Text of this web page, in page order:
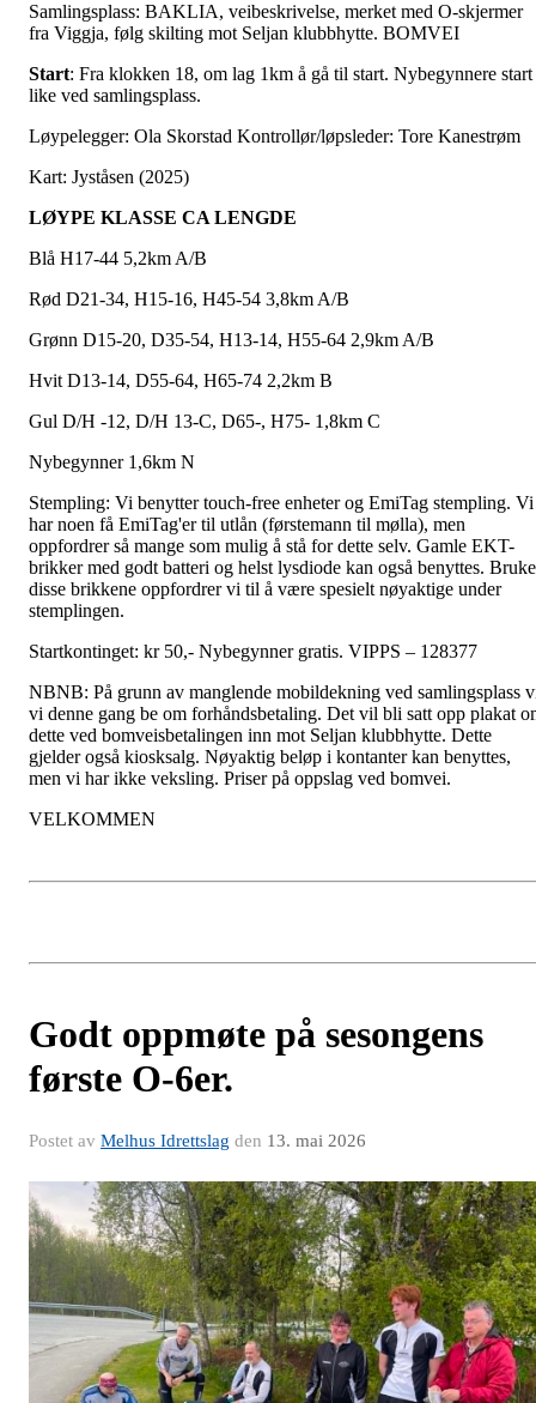
Samlingsplass: BAKLIA, veibeskrivelse, merket med O-skjermer
fra Viggja, følg skilting mot Seljan klubbhytte. BOMVEI
Start: Fra klokken 18, om lag 1km å gå til start. Nybegynnere start
like ved samlingsplass.
Løypelegger: Ola Skorstad Kontrollør/løpsleder: Tore Kanestrøm
Kart: Jyståsen (2025)
LØYPE KLASSE CA LENGDE
Blå H17-44 5,2km A/B
Rød D21-34, H15-16, H45-54 3,8km A/B
Grønn D15-20, D35-54, H13-14, H55-64 2,9km A/B
Hvit D13-14, D55-64, H65-74 2,2km B
Gul D/H -12, D/H 13-C, D65-, H75- 1,8km C
Nybegynner 1,6km N
Stempling: Vi benytter touch-free enheter og EmiTag stempling. Vi
har noen få EmiTag'er til utlån (førstemann til mølla), men
oppfordrer så mange som mulig å stå for dette selv. Gamle EKT-
brikker med godt batteri og helst lysdiode kan også benyttes.
disse brikkene oppfordrer vi til å være spesielt nøyaktige under
stemplingen.
Startkontinget: kr 50,- Nybegynner gratis. VIPPS – 128377
NBNB: På grunn av manglende mobildekning ved samlingsplass
vi denne gang be om forhåndsbetaling. Det vil bli satt opp plakat
dette ved bomveisbetalingen inn mot Seljan klubbhytte. Dette
gjelder også kiosksalg. Nøyaktig beløp i kontanter kan benyttes,
men vi har ikke veksling. Priser på oppslag ved bomvei.
VELKOMMEN
Godt oppmøte på sesongens
første O-6er.
Postet av Melhus Idrettslag den 13. mai 2026